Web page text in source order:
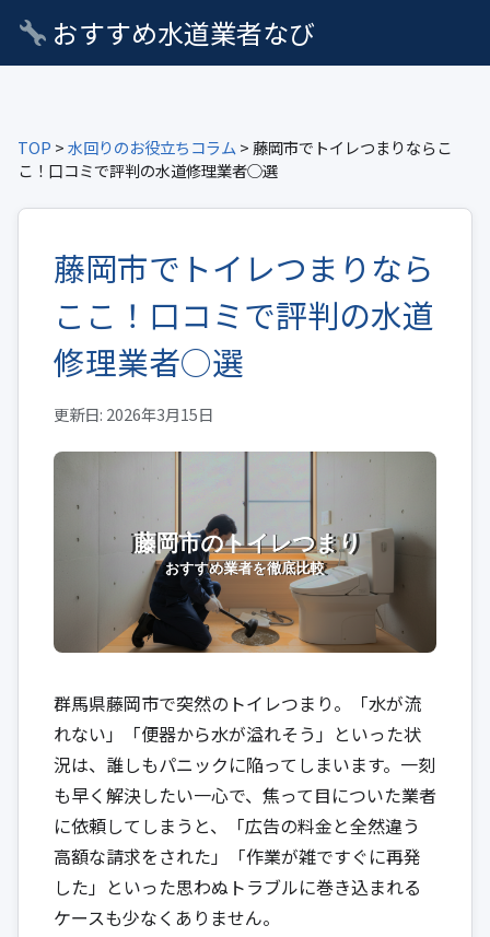
おすすめ水道業者なび
TOP >水回りのお役立ちコラム > 藤岡市でトイレつまりならこ
こ！口コミで評判の水道修理業者○選
藤岡市でトイレつまりなら
ここ！口コミで評判の水道
修理業者○選
更新日: 2026年3月15日
群馬県藤岡市で突然のトイレつまり。「水が流
れない」「便器から水が溢れそう」といった状
況は、誰しもパニックに陥ってしまいます。一刻
も早く解決したい一心で、焦って目についた業者
に依頼してしまうと、「広告の料金と全然違う
高額な請求をされた」「作業が雑ですぐに再発
した」といった思わぬトラブルに巻き込まれる
ケースも少なくありません。